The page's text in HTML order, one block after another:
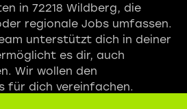
in 72218 Wildberg, die
regionale Jobs umfassen.
unterstützt dich in deiner
es dir, auch
Wir wollen den
für dich vereinfachen.